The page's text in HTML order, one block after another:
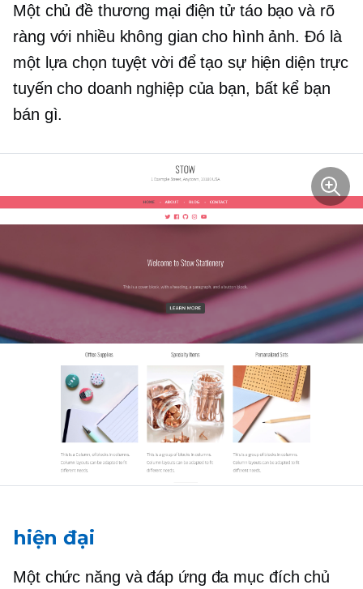
Một chủ đề thương mại điện tử táo bạo và rõ
ràng với nhiều không gian cho hình ảnh. Đó là
một lựa chọn tuyệt vời để tạo sự hiện diện trực
tuyến cho doanh nghiệp của bạn, bất kể bạn
bán gì.
hiện đại
Một chức năng và đáp ứng đa mục đích chủ